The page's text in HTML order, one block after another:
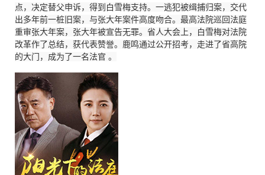
点，决定替父申诉，得到白雪梅支持。一逃犯被缉捕归案，交代
出多年前一桩旧案，与张大年案件高度吻合。最高法院巡回法庭
重审张大年案，张大年被宣告无罪。省人大会上，白雪梅对法院
改革作了总结，获代表赞誉。鹿鸣通过公开招考，走进了省高院
的大门，成为了一名法官 。